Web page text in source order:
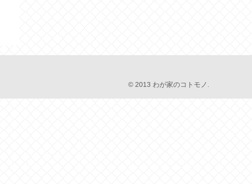
© 2013 わが家のコトモノ.